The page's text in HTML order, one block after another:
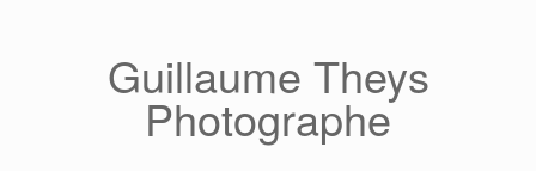
Guillaume Theys
Photographe